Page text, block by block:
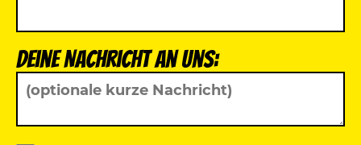
Deine Nachricht an uns: